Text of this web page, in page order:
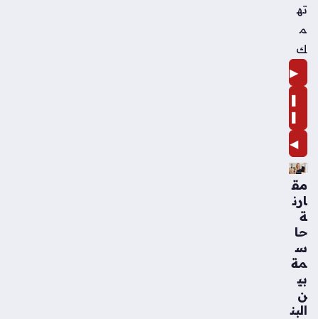
ته
م
ك
▶
❚
❚
◀
مق
ارن
ة
حا
س
مة
بي
ن
البن